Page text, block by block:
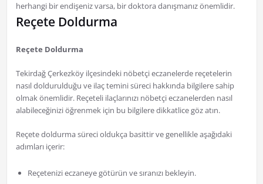
herhangi bir endişeniz varsa, bir doktora danışmanız önemlidir.
Reçete Doldurma
Reçete Doldurma
Tekirdağ Çerkezköy ilçesindeki nöbetçi eczanelerde reçetelerin
nasıl doldurulduğu ve ilaç temini süreci hakkında bilgilere sahip
olmak önemlidir. Reçeteli ilaçlarınızı nöbetçi eczanelerden nasıl
alabileceğinizi öğrenmek için bu bilgilere dikkatlice göz atın.
Reçete doldurma süreci oldukça basittir ve genellikle aşağıdaki
adımları içerir:
Reçetenizi eczaneye götürün ve sıranızı bekleyin.